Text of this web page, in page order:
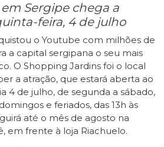
Sergipe chega a
feira, 4 de julho
o Youtube com milhões de
a capital sergipana o seu mais
O Shopping Jardins foi o local
a atração, que estará aberta ao
4 de julho, de segunda a sábado,
e feriados, das 13h às
até o mês de agosto na
em frente à loja Riachuelo.